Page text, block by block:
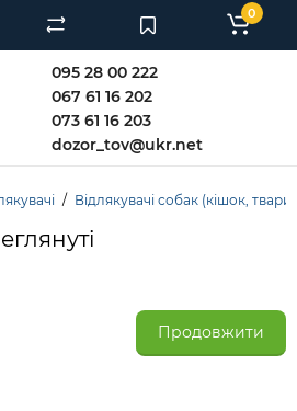
095 28 00 222
067 61 16 202
073 61 16 203
dozor_tov@ukr.net
0
Відлякувачі собак (кішок,
Продовжити